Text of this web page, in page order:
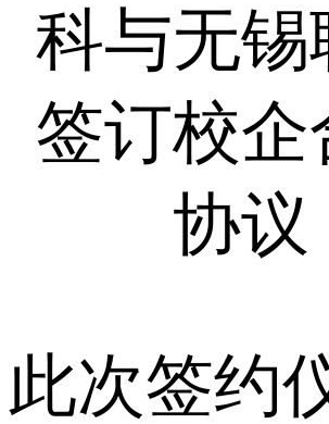
科与无锡
签订校企
协议
此次签约